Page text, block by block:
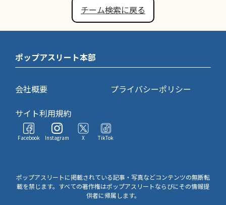
チーム検索に戻る
ポップアスリート本部
会社概要
プライバシーポリシー
サイト利用規約
Facebook Instagram X TikTok
ポップアスリートに掲載されている記事・写真などコンテンツの無断転
載を禁じます。すべての著作権はポップアスリートならびにその情報提
供者に帰属します。